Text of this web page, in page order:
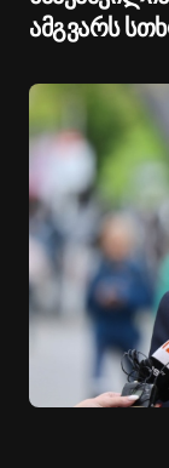
ამგვარს